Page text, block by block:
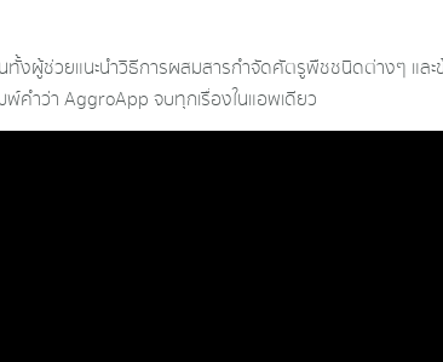
นทั้งผู้ช่วยแนะนำวิธีการผสมสารกำจัดศัตรูพืชชนิดต่างๆ แ
คำว่า AggroApp จบทุกเรื่องในแอพเดียว